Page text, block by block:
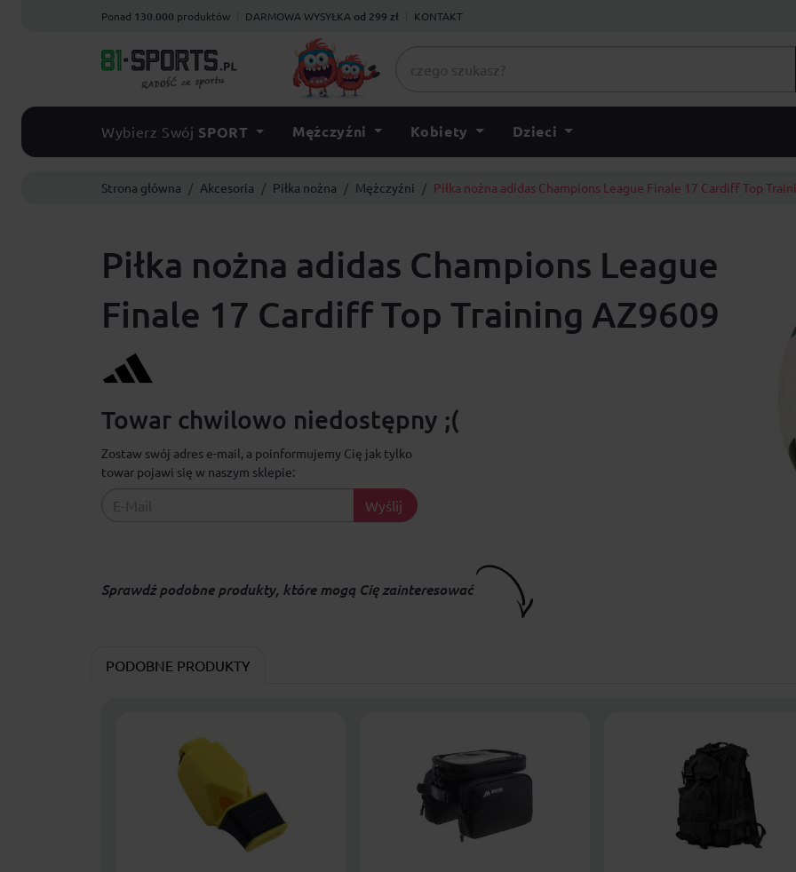
Ponad 130.000 produktów DARMOWA WYSYŁKA od 299 zł KONTAKT
Wybierz Swój SPORT Mężczyźni Kobiety Dzieci
Strona główna Akcesoria Piłka nożna Mężczyźni Piłka nożna adidas Champions League Finale 17 Cardiff Top
Piłka nożna adidas Champions League
Finale 17 Cardiff Top Training AZ9609
Towar chwilowo niedostępny ;(
Zostaw swój adres e-mail, a poinformujemy Cię jak tylko
towar pojawi się w naszym sklepie:
Wyślij
Sprawdź podobne produkty, które mogą Cię zainteresować
PODOBNE PRODUKTY